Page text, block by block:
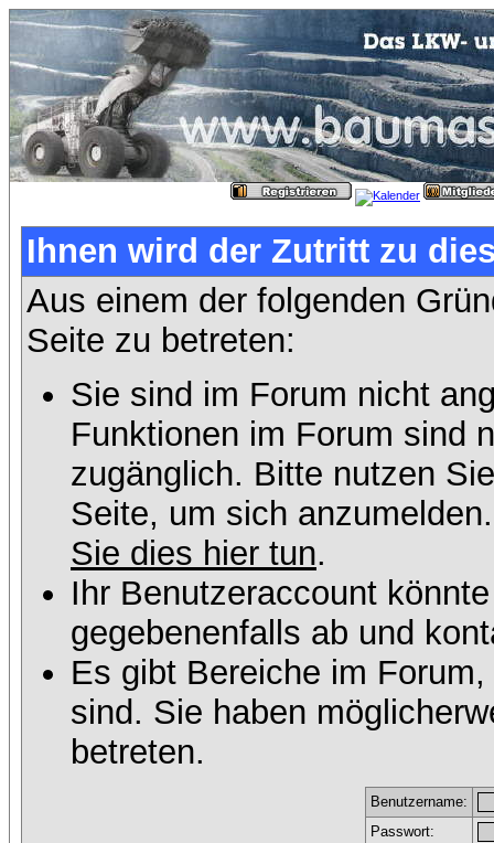
Ihnen wird der Zutritt zu
Aus einem der folgenden
Seite zu betreten:
Sie sind im Forum nicht
Funktionen im Forum sind
zugänglich. Bitte nutzen
Seite, um sich
Sie dies hier tun.
Ihr Benutzeraccount
gegebenenfalls ab und
Es gibt Bereiche im
sind. Sie haben
betreten.
Benutzername:
Passwort: